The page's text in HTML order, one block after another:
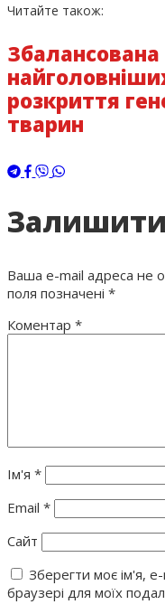
Читайте також:
Збалансована
розкриття
тварин
Залишити
Ваша e-mail адреса не
поля позначені *
Коментар *
Ім'я *
Email *
Сайт
Зберегти моє ім'я,
браузері для моїх